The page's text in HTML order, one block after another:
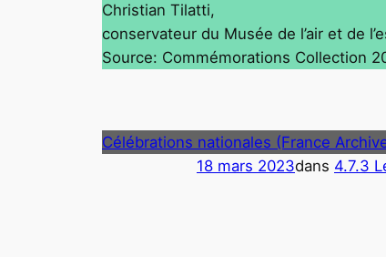
Christian Tilatti,
conservateur du Musée de l’air et de
Source: Commémorations Collection
Célébrations nationales (France
18 mars 2023dans 4.7.3